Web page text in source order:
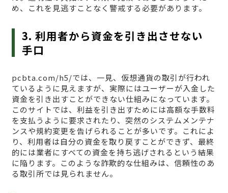
め、これを見逃すことなく警戒する必要があります。
3. 利用者から資金を引き出させない
手口
pcbta.com/h5/では、一見、仮想通貨の取引が行われ
ているように見えますが、実際にはユーザーが入金した
資金を引き出すことができない仕組みになっています。
このサイトでは、利益を引き出すためには高額な手数料
を支払うように要求されたり、突然のシステムメンテナ
ンスや規約変更を告げられることが多いです。これによ
り、利用者は自分の資金を取り戻すことができず、最終
的には業者にすべての資金を持ち逃げされるという結果
に陥ります。このような詐欺的な仕組みは、信頼性のあ
る取引所では見られません。